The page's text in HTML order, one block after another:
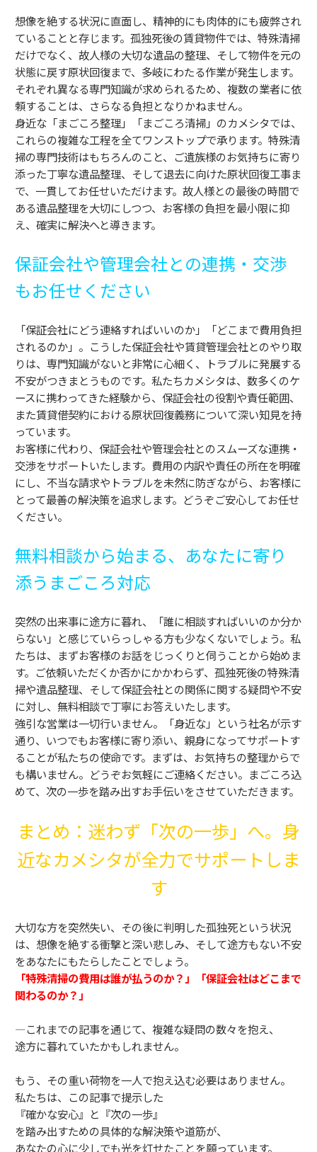
想像を絶する状況に直面し、精神的にも肉体的にも疲弊され
ていることと存じます。孤独死後の賃貸物件では、特殊清掃
だけでなく、故人様の大切な遺品の整理、そして物件を元の
状態に戻す原状回復まで、多岐にわたる作業が発生します。
それぞれ異なる専門知識が求められるため、複数の業者に依
頼することは、さらなる負担となりかねません。
身近な「まごころ整理」「まごころ清掃」のカメシタでは、
これらの複雑な工程を全てワンストップで承ります。特殊清
掃の専門技術はもちろんのこと、ご遺族様のお気持ちに寄り
添った丁寧な遺品整理、そして退去に向けた原状回復工事ま
で、一貫してお任せいただけます。故人様との最後の時間で
ある遺品整理を大切にしつつ、お客様の負担を最小限に抑
え、確実に解決へと導きます。
保証会社や管理会社との連携・交渉
もお任せください
「保証会社にどう連絡すればいいのか」「どこまで費用負担
されるのか」。こうした保証会社や賃貸管理会社とのやり取
りは、専門知識がないと非常に心細く、トラブルに発展する
不安がつきまとうものです。私たちカメシタは、数多くのケ
ースに携わってきた経験から、保証会社の役割や責任範囲、
また賃貸借契約における原状回復義務について深い知見を持
っています。
お客様に代わり、保証会社や管理会社とのスムーズな連携・
交渉をサポートいたします。費用の内訳や責任の所在を明確
にし、不当な請求やトラブルを未然に防ぎながら、お客様に
とって最善の解決策を追求します。どうぞご安心してお任せ
ください。
無料相談から始まる、あなたに寄り
添うまごころ対応
突然の出来事に途方に暮れ、「誰に相談すればいいのか分か
らない」と感じていらっしゃる方も少なくないでしょう。私
たちは、まずお客様のお話をじっくりと伺うことから始めま
す。ご依頼いただくか否かにかかわらず、孤独死後の特殊清
掃や遺品整理、そして保証会社との関係に関する疑問や不安
に対し、無料相談で丁寧にお答えいたします。
強引な営業は一切行いません。「身近な」という社名が示す
通り、いつでもお客様に寄り添い、親身になってサポートす
ることが私たちの使命です。まずは、お気持ちの整理からで
も構いません。どうぞお気軽にご連絡ください。まごころ込
めて、次の一歩を踏み出すお手伝いをさせていただきます。
まとめ：迷わず「次の一歩」へ。身
近なカメシタが全力でサポートしま
す
大切な方を突然失い、その後に判明した孤独死という状況
は、想像を絶する衝撃と深い悲しみ、そして途方もない不安
をあなたにもたらしたことでしょう。
「特殊清掃の費用は誰が払うのか？」「保証会社はどこまで
関わるのか？」
—これまでの記事を通じて、複雑な疑問の数々を抱え、
途方に暮れていたかもしれません。
もう、その重い荷物を一人で抱え込む必要はありません。
私たちは、この記事で提示した
『確かな安心』と『次の一歩』
を踏み出すための具体的な解決策や道筋が、
あなたの心に少しでも光を灯せたことを願っています。